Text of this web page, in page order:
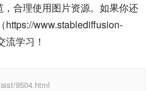
合理使用图片资源。如果你还
www.stablediffusion-
学习！
9504.html